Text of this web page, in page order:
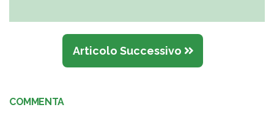
Articolo Successivo
COMMENTA